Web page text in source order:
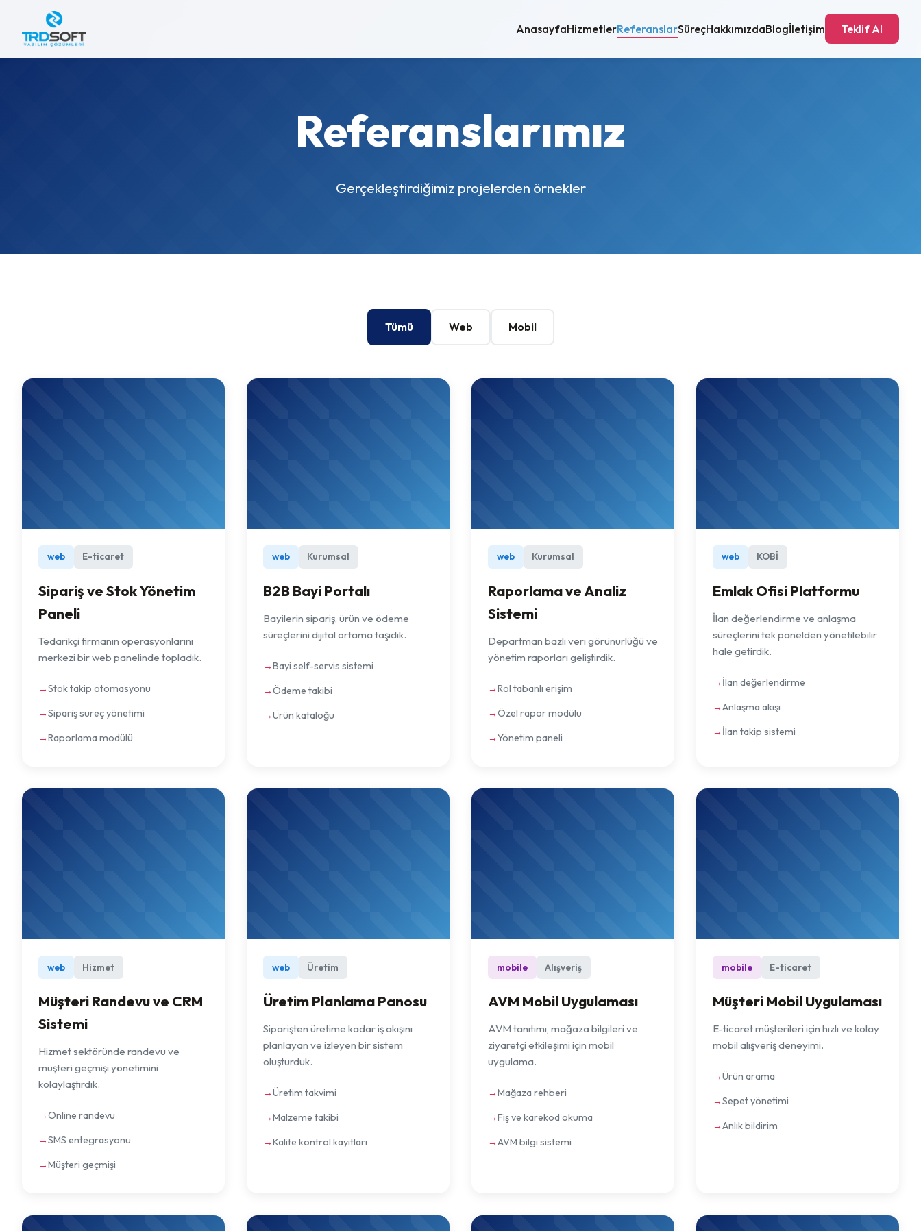
AnasayfaHizmetlerReferanslarSüreçHakkımızdaBlogİletişim Teklif Al
Referanslarımız
Gerçekleştirdiğimiz projelerden örnekler
Tümü Web Mobil
web E-ticaret
Sipariş ve Stok Yönetim
Paneli
Tedarikçi firmanın operasyonlarını
merkezi bir web panelinde topladık.
Stok takip otomasyonu
Sipariş süreç yönetimi
Raporlama modülü
web Kurumsal
B2B Bayi Portalı
Bayilerin sipariş, ürün ve ödeme
süreçlerini dijital ortama taşıdık.
Bayi self-servis sistemi
Ödeme takibi
Ürün kataloğu
web Kurumsal
Raporlama ve Analiz
Sistemi
Departman bazlı veri görünürlüğü ve
yönetim raporları geliştirdik.
Rol tabanlı erişim
Özel rapor modülü
Yönetim paneli
web KOBİ
Emlak Ofisi Platformu
İlan değerlendirme ve anlaşma
süreçlerini tek panelden yönetilebilir
hale getirdik.
İlan değerlendirme
Anlaşma akışı
İlan takip sistemi
web Hizmet
Müşteri Randevu ve CRM
Sistemi
Hizmet sektöründe randevu ve
müşteri geçmişi yönetimini
kolaylaştırdık.
Online randevu
SMS entegrasyonu
Müşteri geçmişi
web Üretim
Üretim Planlama Panosu
Siparişten üretime kadar iş akışını
planlayan ve izleyen bir sistem
oluşturduk.
Üretim takvimi
Malzeme takibi
Kalite kontrol kayıtları
mobile Alışveriş
AVM Mobil Uygulaması
AVM tanıtımı, mağaza bilgileri ve
ziyaretçi etkileşimi için mobil
uygulama.
Mağaza rehberi
Fiş ve karekod okuma
AVM bilgi sistemi
mobile E-ticaret
Müşteri Mobil Uygulaması
E-ticaret müşterileri için hızlı ve kolay
mobil alışveriş deneyimi.
Ürün arama
Sepet yönetimi
Anlık bildirim